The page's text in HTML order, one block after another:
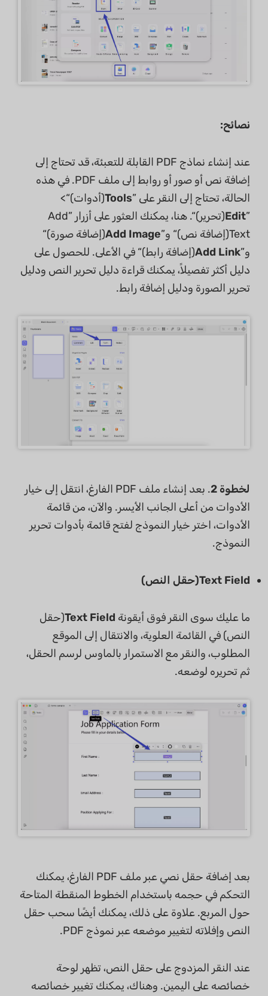
نصائح:
عند إنشاء نماذج PDF القابلة للتعبئة، قد تحتاج إلى
إضافة نص أو صور أو روابط إلى ملف PDF. في هذه
الحالة، تحتاج إلى النقر على ”Tools(أدوات)“>
”
Edit
(تحرير)“. هنا، يمكنك العثور على أزرار ”Add
Text(إضافة نص)“ و”
Add Image(إضافة صورة)“
و”Add Link(إضافة رابط)“ في الأعلى. للحصول على
دليل أكثر تفصيلاً، يمكنك قراءة دليل تحرير النص ودليل
تحرير الصورة ودليل إضافة رابط.
لخطوة 2
. بعد إنشاء ملف PDF الفارغ، انتقل إلى خيار
الأدوات من أعلى الجانب الأيسر. والآن، من قائمة
الأدوات، اختر خيار النموذج لفتح قائمة بأدوات تحرير
النموذج.
Text Field(حقل النص)
ما عليك سوى النقر فوق أيقونة Text Field(حقل
النص) في القائمة العلوية، والانتقال إلى الموقع
المطلوب، والنقر مع الاستمرار بالماوس لرسم الحقل،
ثم تحريره لوضعه.
بعد إضافة حقل نصي عبر ملف PDF الفارغ، يمكنك
التحكم في حجمه باستخدام الخطوط المنقطة المتاحة
حول المربع. علاوة على ذلك، يمكنك أيضًا سحب حقل
النص وإفلاته لتغيير موضعه عبر نموذج PDF.
عند النقر المزدوج على حقل النص، تظهر لوحة
خصائصه على اليمين. وهناك، يمكنك تغيير خصائصه